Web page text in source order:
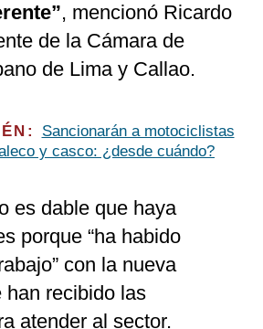
, mencionó Ricardo
de la Cámara de
de Lima y Callao.
Sancionarán a motociclistas
y casco: ¿desde cuándo?
es dable que haya
porque “ha habido
con la nueva
han recibido las
atender al sector.